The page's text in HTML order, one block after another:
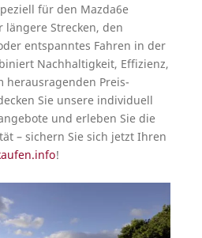
für den Mazda6e
Strecken, den
entspanntes Fahren in der
Nachhaltigkeit, Effizienz,
herausragenden Preis-
Sie unsere individuell
und erleben Sie die
– sichern Sie sich jetzt Ihren
!